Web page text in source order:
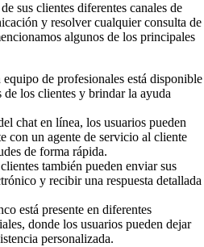
sus clientes diferentes canales de
y resolver cualquier consulta de
algunos de los principales
de profesionales está disponible
de los clientes y brindar la ayuda
chat en línea, los usuarios pueden
con un agente de servicio al cliente
de forma rápida.
también pueden enviar sus
y recibir una respuesta detallada
está presente en diferentes
donde los usuarios pueden dejar
personalizada.